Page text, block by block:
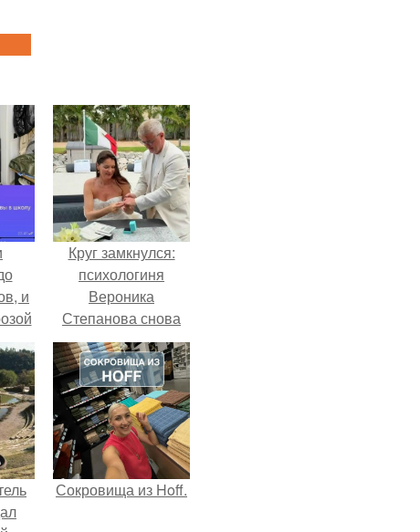
и
Круг замкнулся:
психологиня
Вероника
Степанова снова
вышла замуж за
собственного
бывшего мужа.
Сокровища из Hoff.